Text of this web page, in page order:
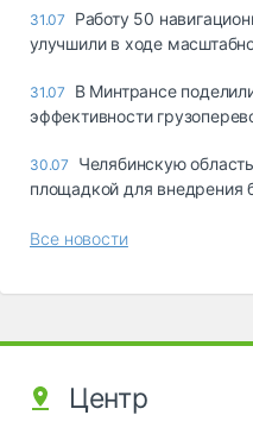
31.07
Работу 50
улучшили в ходе
31.07
В Минтрансе
эффективности
30.07
Челябинскую
площадкой для внедрения
Все новости
Центр